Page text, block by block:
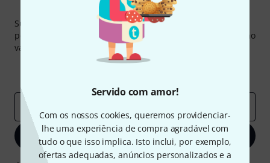
Servido com amor!
Com os nossos cookies, queremos providenciar-
lhe uma experiência de compra agradável com
tudo o que isso implica. Isto inclui, por exemplo,
ofertas adequadas, anúncios personalizados e a
Newsletter Thomann
Subscreva a Newsletter da Thomann em inglês e com um
pouco de sorte você poderá ganhar um dos
no
valor de
Contribuições inspiradoras
Endereço de e-mail
Inscreva-se agora